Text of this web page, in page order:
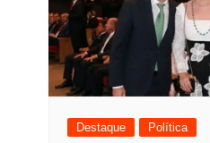
Destaque Política